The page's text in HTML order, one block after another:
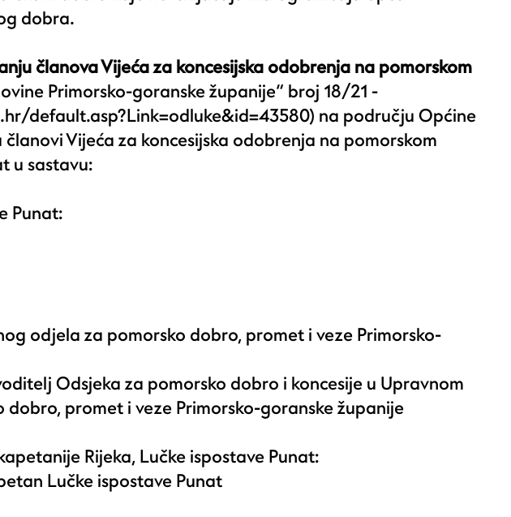
dobra.
članova Vijeća za koncesijska odobrenja na pomorskom
Primorsko-goranske županije” broj 18/21 -
default.asp?Link=odluke&id=43580) na području Općine
članovi Vijeća za koncesijska odobrenja na pomorskom
u sastavu:
Punat:
odjela za pomorsko dobro, promet i veze Primorsko-
Odsjeka za pomorsko dobro i koncesije u Upravnom
dobro, promet i veze Primorsko-goranske županije
Rijeka, Lučke ispostave Punat:
Lučke ispostave Punat